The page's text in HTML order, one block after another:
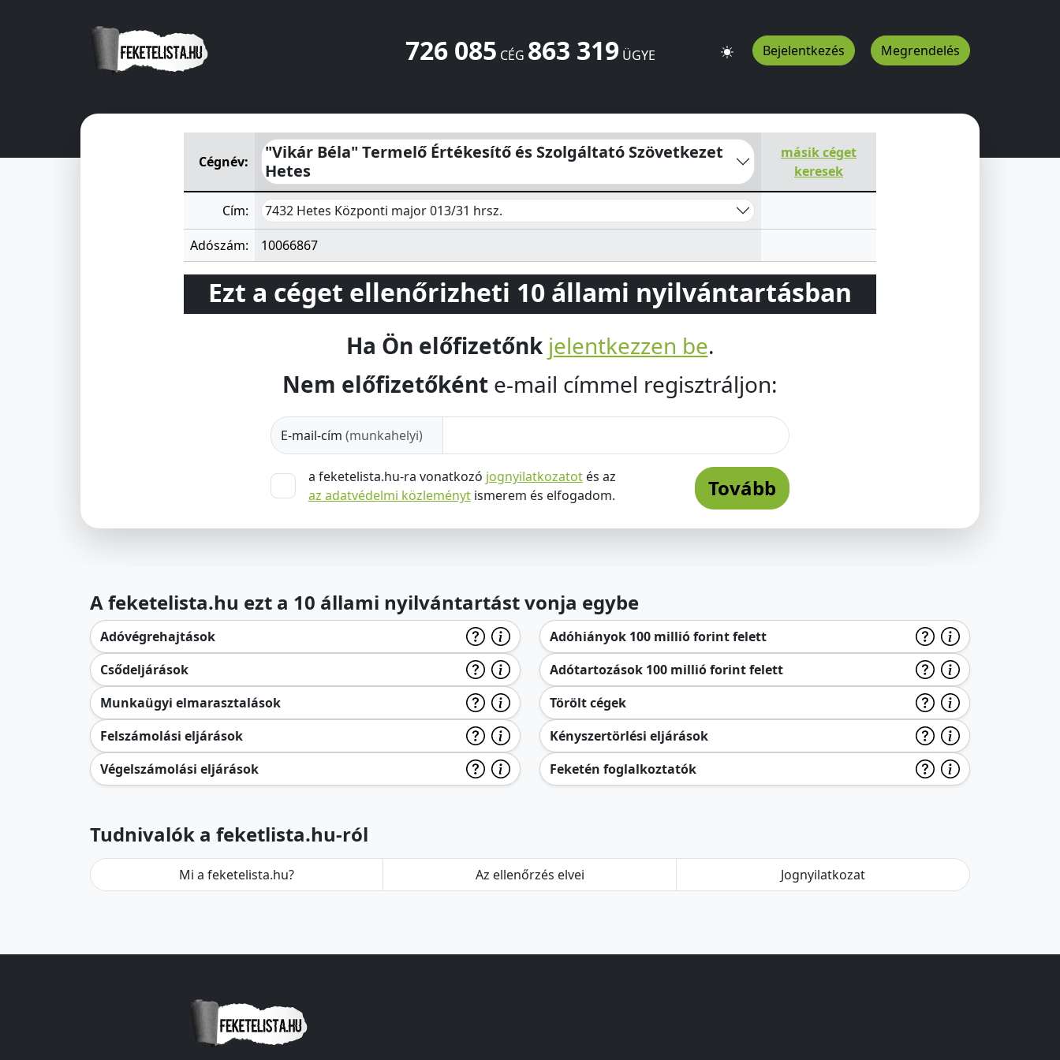
726 085 CÉG 863 319ÜGYE Bejelentkezés Megrendelés
"Vikár Béla" Termelő Értékesítő és Szolgáltató Szövetkezet HetesKözponti major 013/31 hrsz.Hetes
Cégnév:
"Vikár Béla" Termelő Értékesítő és Szolgáltató Szövetkezet
Hetes
másik céget
keresek
Cím: 7432 Hetes Központi major 013/31 hrsz.
Adószám: 10066867
Ezt a céget ellenőrizheti 10 állami nyilvántartásban
Ha Ön előfizetőnk jelentkezzen be.
Nem előfizetőként e-mail címmel regisztráljon:
E-mail-cím (munkahelyi)
a feketelista.hu-ra vonatkozó jognyilatkozatotés az
az adatvédelmi közleménytismerem és elfogadom. Tovább
A feketelista.hu ezt a 10 állami nyilvántartást vonja egybe
Adóvégrehajtások
Csődeljárások
Munkaügyi elmarasztalások
Felszámolási eljárások
Végelszámolási eljárások
Adóhiányok 100 millió forint felett
Adótartozások 100 millió forint felett
Törölt cégek
Kényszertörlési eljárások
Feketén foglalkoztatók
Tudnivalók a feketlista.hu-ról
Mi a feketelista.hu? Az ellenőrzés elvei Jognyilatkozat